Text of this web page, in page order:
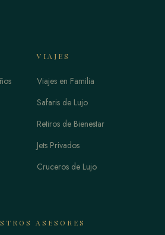
VIAJES
Viajes en Familia
Safaris de Lujo
Retiros de Bienestar
Jets Privados
Cruceros de Lujo
ASESORES